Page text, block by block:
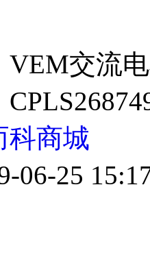
交流
科商城
06-25